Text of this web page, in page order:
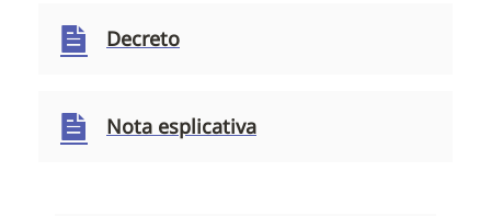
Decreto
Nota esplicativa